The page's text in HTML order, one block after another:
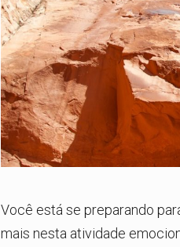
Você está se preparando
mais nesta atividade